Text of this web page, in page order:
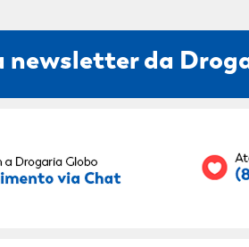
newsletter da